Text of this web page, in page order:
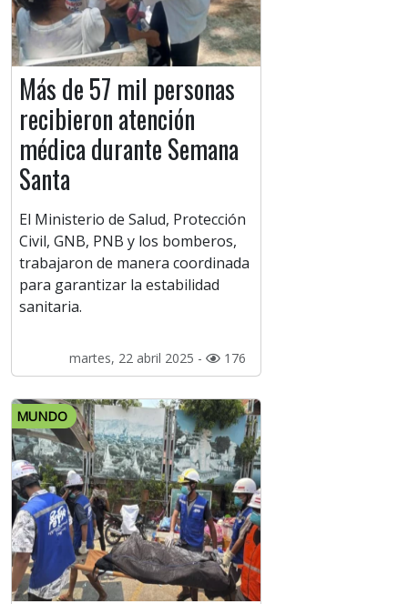
Más de 57 mil personas
recibieron atención
médica durante Semana
Santa
El Ministerio de Salud, Protección
Civil, GNB, PNB y los bomberos,
trabajaron de manera coordinada
para garantizar la estabilidad
sanitaria.
martes, 22 abril 2025 - 176
MUNDO